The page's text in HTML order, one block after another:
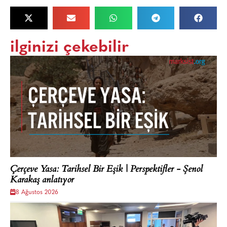
ilginizi çekebilir
Çerçeve Yasa: Tarihsel Bir Eşik | Perspektifler - Şenol
Karakaş anlatıyor
8 Ağustos 2026